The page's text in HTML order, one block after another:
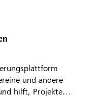
und andere
hilft, Projekte